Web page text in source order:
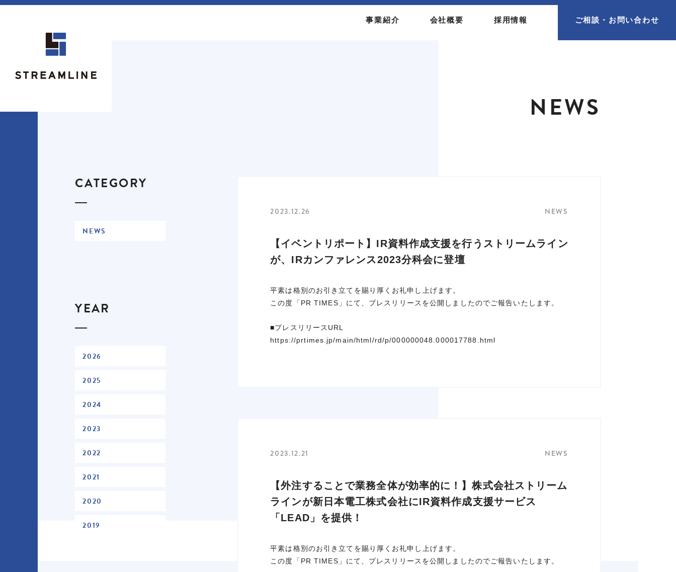
事業紹介 会社概要 採用情報 ご相談・お問い合わせ
NEWS
CATEGORY
NEWS
YEAR
2026
2025
2024
2023
2022
2021
2020
2019
2023.12.26 NEWS
【イベントリポート】IR資料作成支援を行うストリームライン
が、IRカンファレンス2023分科会に登壇
平素は格別のお引き立てを賜り厚くお礼申し上げます。
この度「PR TIMES」にて、プレスリリースを公開しましたのでご報告いたします。
■プレスリリースURL
https://prtimes.jp/main/html/rd/p/000000048.000017788.html
2023.12.21 NEWS
【外注することで業務全体が効率的に！】株式会社ストリーム
ラインが新日本電工株式会社にIR資料作成支援サービス
「LEAD」を提供！
平素は格別のお引き立てを賜り厚くお礼申し上げます。
この度「PR TIMES」にて、プレスリリースを公開しましたのでご報告いたします。